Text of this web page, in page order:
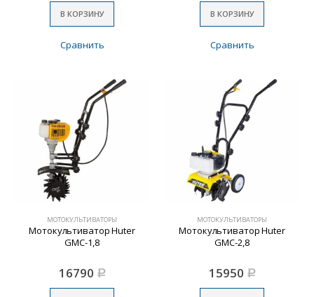
В КОРЗИНУ
Сравнить
В КОРЗИНУ
Сравнить
МОТОКУЛЬТИВАТОРЫ
Мотокультиватор Huter
GMC-1,8
16790 Р
МОТОКУЛЬТИВАТОРЫ
Мотокультиватор Huter
GMC-2,8
15950 Р